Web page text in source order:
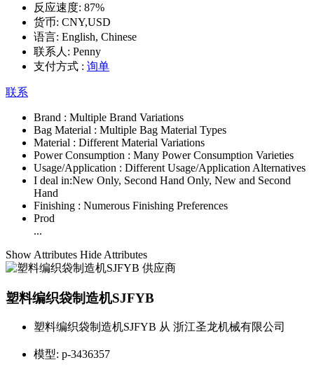
反应速度: 87%
货币: CNY,USD
语言: English, Chinese
联系人: Penny
支付方式 : 询单
联系
Brand : Multiple Brand Variations
Bag Material : Multiple Bag Material Types
Material : Different Material Variations
Power Consumption : Many Power Consumption Varieties
Usage/Application : Different Usage/Application Alternatives
I deal in:New Only, Second Hand Only, New and Second
Hand
Finishing : Numerous Finishing Preferences
Prod
...
Show Attributes Hide Attributes
塑料编织袋制造机SJFYB
塑料编织袋制造机SJFYB 从 浙江圣龙机械有限公司
模型: p-3436357